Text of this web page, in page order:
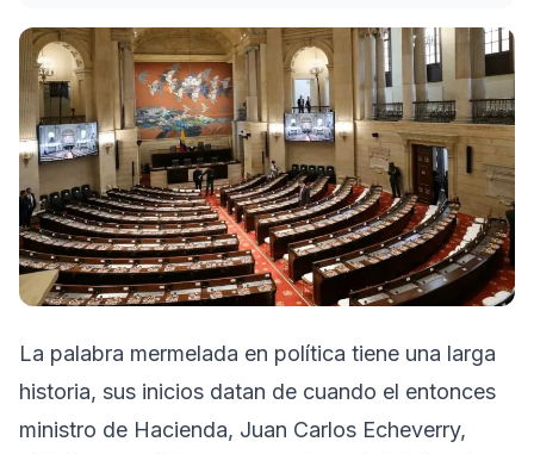
La palabra mermelada en política tiene una larga
historia, sus inicios datan de cuando el entonces
ministro de Hacienda, Juan Carlos Echeverry,